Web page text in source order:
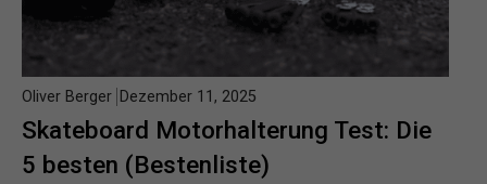
Skateboard Motorhalterung Test: Die
5 besten (Bestenliste)
Oliver Berger Dezember 11, 2025